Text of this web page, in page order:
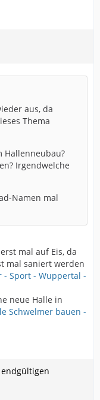
aus, da
Thema
Hallenneubau?
Irgendwelche
Namen mal
mal auf Eis, da
mal saniert werden
Sport - Wuppertal -
neue Halle in
Schwelmer bauen -